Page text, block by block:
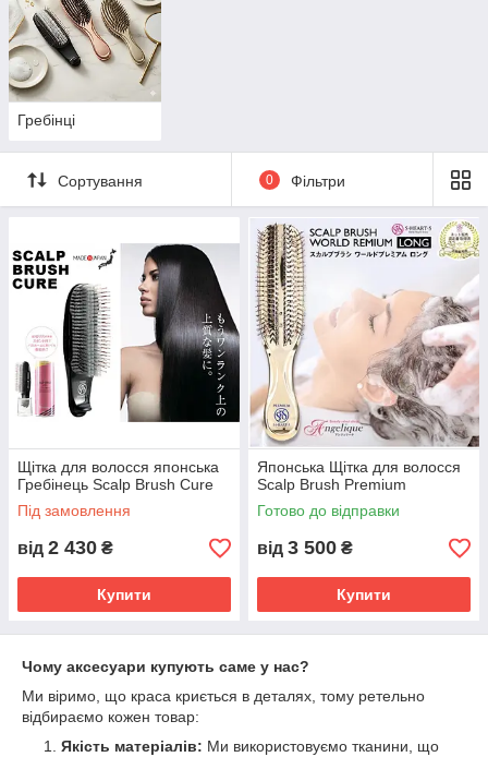
волосся, не пошкоджуючи його структуру.
Трендові краби та затискачі:
елегантних укладок за кілька секунд.
Обручі та пов'язки:
довжини волосся.
Шпильки з декором:перли, каміння та
мінімалістичний метал для особливих подій.
Гребінці
Сортування 0 Фільтри
Щітка для волосся японська
Гребінець Scalp Brush Cure
Під замовлення
від 2 430 ₴
Купити
Японська Щітка для волосся
Scalp Brush Premium
Готово до відправки
від 3 500 ₴
Купити
Чому аксесуари купують саме у нас?
Ми віримо, що краса криється в деталях, тому ретельно
відбираємо кожен товар:
Якість матеріалів: Ми використовуємо тканини, що